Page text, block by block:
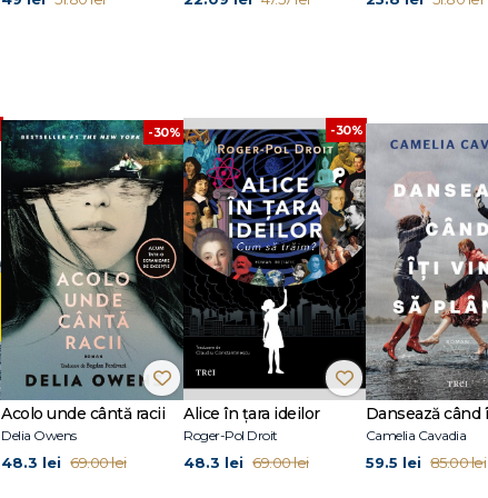
-30%
Acolo unde cântă racii
Delia Owens
48.3 lei 69.00 lei
-30%
Alice în țara ideilor
Roger-Pol Droit
48.3 lei 69.00 lei
Camelia Cavadia
59.5 lei 85.00 lei